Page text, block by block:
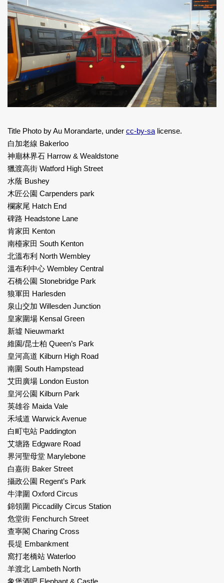
Title Photo by Au Morandarte, under cc-by-salicense.
白加老線 Bakerloo
神廟林界石 Harrow & Wealdstone
獵渡高街 Watford High Street
水蔭 Bushey
木匠公園 Carpenders park
欄家尾 Hatch End
碑路 Headstone Lane
肯家田 Kenton
南檯家田 South Kenton
北溫布利 North Wembley
溫布利中心 Wembley Central
石橋公園 Stonebridge Park
狼軍田 Harlesden
泉山交加 Willesden Junction
皇家圍場 Kensal Green
新墟 Nieuwmarkt
維園/昆士柏 Queen’s Park
皇河高道 Kilburn High Road
南圍 South Hampstead
艾田廣場 London Euston
皇河公園 Kilburn Park
英雄谷 Maida Vale
禾域道 Warwick Avenue
白町屯站 Paddington
艾塘路 Edgware Road
界河聖母堂 Marylebone
白嘉街 Baker Street
攝政公園 Regent’s Park
牛津圍 Oxford Circus
錦領圍 Piccadilly Circus Station
危堂街 Fenchurch Street
查寧閣 Charing Cross
長堤 Embankment
窩打老橋站 Waterloo
羊渡北 Lambeth North